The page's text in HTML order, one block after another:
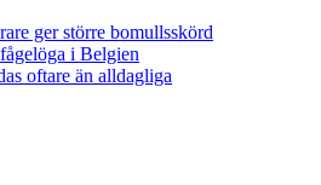
ger större bomullsskörd
i Belgien
oftare än alldagliga